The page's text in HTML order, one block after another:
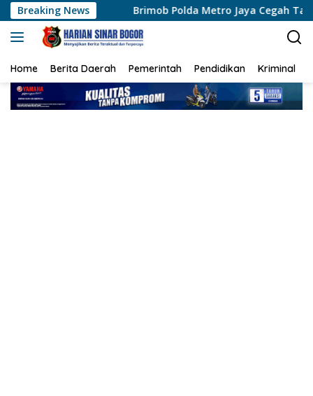
Langsung
ke
konten
Breaking News
Brimob Polda Metro Jaya Cegah Tawuran di Cipayung,
Home Berita Daerah Pemerintah Pendidikan Kriminal